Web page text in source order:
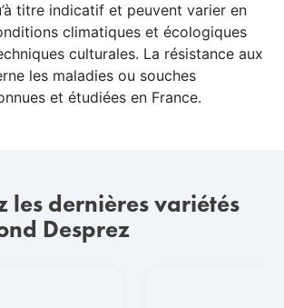
titre indicatif et peuvent varier en
climatiques et écologiques
culturales. La résistance aux
les maladies ou souches
et étudiées en France.
les dernières variétés
Desprez